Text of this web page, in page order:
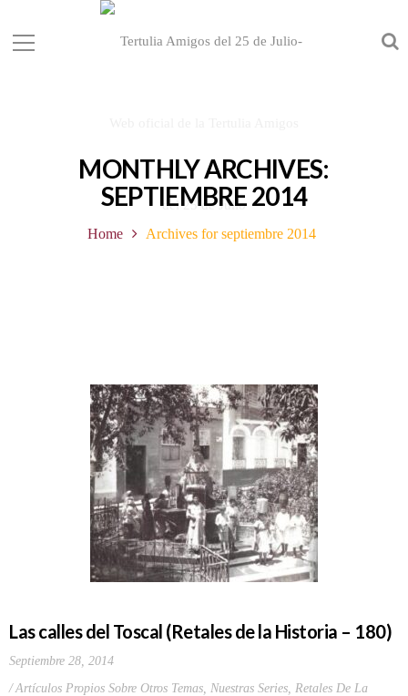
MONTHLY ARCHIVES:
SEPTIEMBRE 2014
Home Archives for septiembre 2014
Las calles del Toscal (Retales de la Historia – 180)
Septiembre 28, 2014
Artículos Propios Sobre Otros Temas, Nuestras Series, Retales De La